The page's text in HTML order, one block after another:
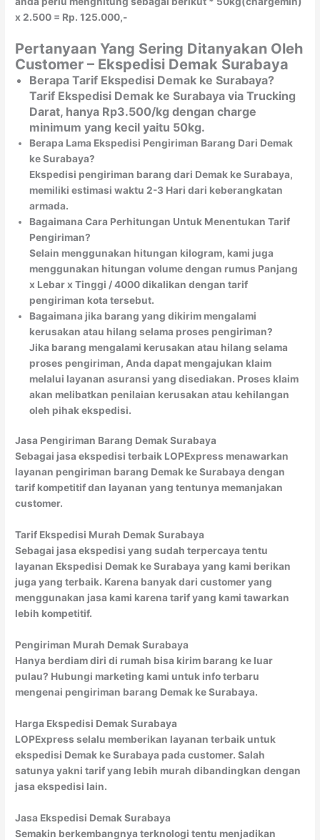
x 2.500 = Rp. 125.000,-
Pertanyaan Yang Sering Ditanyakan Oleh
Customer – Ekspedisi Demak Surabaya
Berapa Tarif Ekspedisi Demak ke Surabaya?
Tarif Ekspedisi Demak ke Surabaya via Trucking
Darat, hanya Rp3.500/kg dengan charge
minimum yang kecil yaitu 50kg.
Berapa Lama Ekspedisi Pengiriman Barang Dari Demak
ke Surabaya?
Ekspedisi pengiriman barang dari Demak ke Surabaya,
memiliki estimasi waktu 2-3 Hari dari keberangkatan
armada.
Bagaimana Cara Perhitungan Untuk Menentukan Tarif
Pengiriman?
Selain menggunakan hitungan kilogram, kami juga
menggunakan hitungan volume dengan rumus Panjang
x Lebar x Tinggi / 4000 dikalikan dengan tarif
pengiriman kota tersebut.
Bagaimana jika barang yang dikirim mengalami
kerusakan atau hilang selama proses pengiriman?
Jika barang mengalami kerusakan atau hilang selama
proses pengiriman, Anda dapat mengajukan klaim
melalui layanan asuransi yang disediakan. Proses klaim
akan melibatkan penilaian kerusakan atau kehilangan
oleh pihak ekspedisi.
Jasa Pengiriman Barang Demak Surabaya
Sebagai jasa ekspedisi terbaik LOPExpress menawarkan
layanan pengiriman barang Demak ke Surabaya dengan
tarif kompetitif dan layanan yang tentunya memanjakan
customer.
Tarif Ekspedisi Murah Demak Surabaya
Sebagai jasa ekspedisi yang sudah terpercaya tentu
layanan Ekspedisi Demak ke Surabaya yang kami berikan
juga yang terbaik. Karena banyak dari customer yang
menggunakan jasa kami karena tarif yang kami tawarkan
lebih kompetitif.
Pengiriman Murah Demak Surabaya
Hanya berdiam diri di rumah bisa kirim barang ke luar
pulau? Hubungi marketing kami untuk info terbaru
mengenai pengiriman barang Demak ke Surabaya.
Harga Ekspedisi Demak Surabaya
LOPExpress selalu memberikan layanan terbaik untuk
ekspedisi Demak ke Surabaya pada customer. Salah
satunya yakni tarif yang lebih murah dibandingkan dengan
jasa ekspedisi lain.
Jasa Ekspedisi Demak Surabaya
Semakin berkembangnya terknologi tentu menjadikan